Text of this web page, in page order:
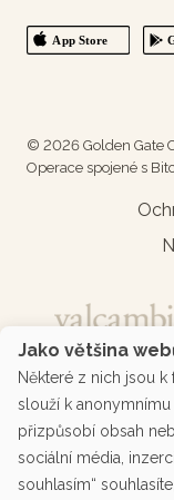
© 2026 Golden Gate
Operace spojené s
Jako většina
Některé z nich jsou
slouží k anonymnímu
přizpůsobí obsah
sociální média,
souhlasím“